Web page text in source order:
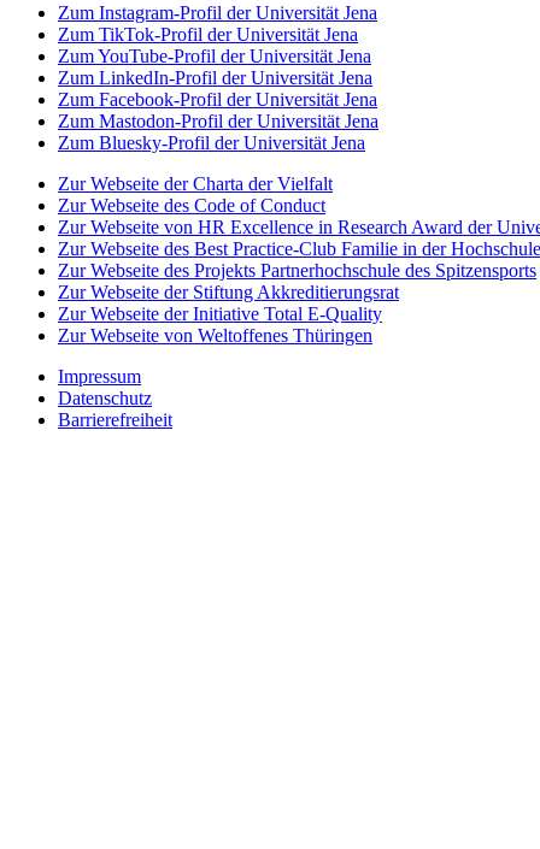
Zum Instagram-Profil der Universität Jena
Zum TikTok-Profil der Universität Jena
Zum YouTube-Profil der Universität Jena
Zum LinkedIn-Profil der Universität Jena
Zum Facebook-Profil der Universität Jena
Zum Mastodon-Profil der Universität Jena
Zum Bluesky-Profil der Universität Jena
Zur Webseite der Charta der Vielfalt
Zur Webseite des Code of Conduct
Zur Webseite von HR Excellence in Research Award der
Zur Webseite des Best Practice-Club Familie in der Hochschule
Zur Webseite des Projekts Partnerhochschule des Spitzensports
Zur Webseite der Stiftung Akkreditierungsrat
Zur Webseite der Initiative Total E-Quality
Zur Webseite von Weltoffenes Thüringen
Impressum
Datenschutz
Barrierefreiheit